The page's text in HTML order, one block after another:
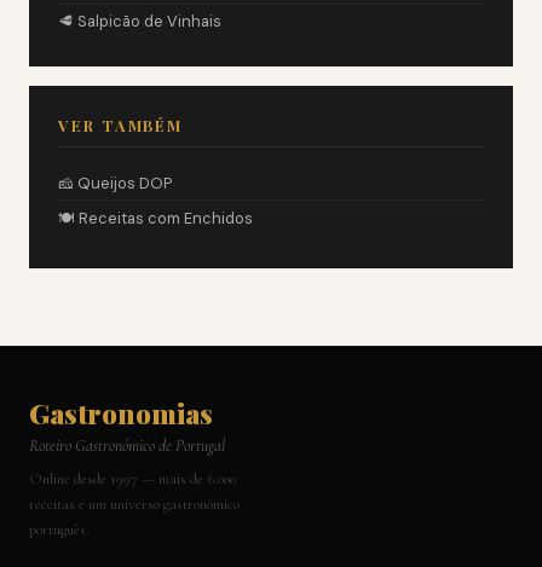
🥩 Salpicão de Vinhais
VER TAMBÉM
🧀 Queijos DOP
🍽️ Receitas com Enchidos
Gastronomias
Roteiro Gastronómico de Portugal
Online desde 1997 — mais de 6.000
receitas e um universo gastronómico
português.